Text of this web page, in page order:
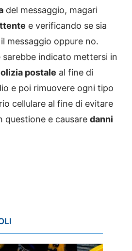
del messaggio, magari
e verificando se sia
messaggio oppure no.
sarebbe indicato mettersi in
postale al fine di
e poi rimuovere ogni tipo
cellulare al fine di evitare
questione e causare danni